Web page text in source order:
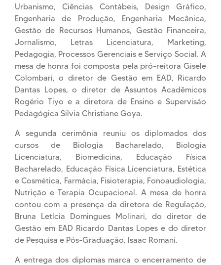
Urbanismo, Ciências Contábeis, Design Gráfico,
Engenharia de Produção, Engenharia Mecânica,
Gestão de Recursos Humanos, Gestão Financeira,
Jornalismo, Letras Licenciatura, Marketing,
Pedagogia, Processos Gerenciais e Serviço Social. A
mesa de honra foi composta pela pró-reitora Gisele
Colombari, o diretor de Gestão em EAD, Ricardo
Dantas Lopes, o diretor de Assuntos Acadêmicos
Rogério Tiyo e a diretora de Ensino e Supervisão
Pedagógica Silvia Christiane Goya.
A segunda cerimônia reuniu os diplomados dos
cursos de Biologia Bacharelado, Biologia
Licenciatura, Biomedicina, Educação Física
Bacharelado, Educação Física Licenciatura, Estética
e Cosmética, Farmácia, Fisioterapia, Fonoaudiologia,
Nutrição e Terapia Ocupacional. A mesa de honra
contou com a presença da diretora de Regulação,
Bruna Letícia Domingues Molinari, do diretor de
Gestão em EAD Ricardo Dantas Lopes e do diretor
de Pesquisa e Pós-Graduação, Isaac Romani.
A entrega dos diplomas marca o encerramento de